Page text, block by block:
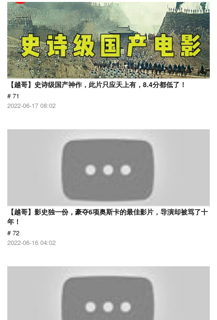
【越哥】史诗级国产神作，此片只应天上有，8.4分都低了！
# 71
2022-06-17 08:02
【越哥】影史独一份，豪夺6项奥斯卡的最佳影片，导演却被骂了十
年！
# 72
2022-06-16 04:02